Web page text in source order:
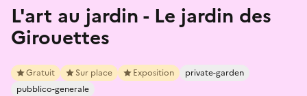
L'art au jardin - Le jardin des
Girouettes
Gratuit Sur place Exposition
private-garden
pubblico-generale